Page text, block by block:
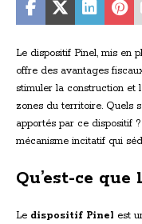
Le dispositif Pinel, mis en
offre des avantages
stimuler la construction et
zones du territoire. Quels
apportés par ce dispositif
mécanisme incitatif qui
Qu’est-ce
Le dispositif Pinel est